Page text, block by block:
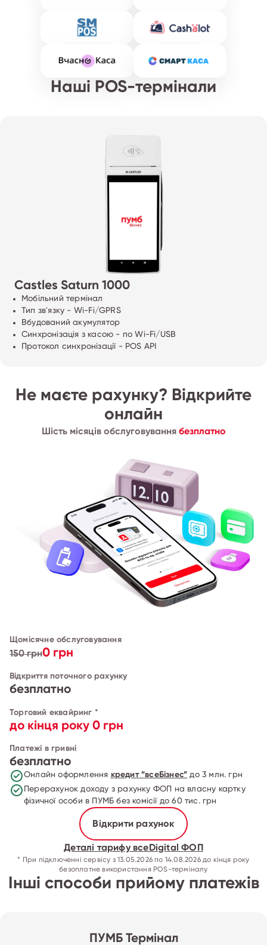
Наші POS-термінали
Castles Saturn 1000
Мобільний термінал
Тип зв'язку - Wi-Fi/GPRS
Вбудований акумулятор
Синхронізація з касою - по Wi-Fi/USB
Протокол синхронізації - POS API
Не маєте рахунку? Відкрийте
онлайн
Шість місяців обслуговування безплатно
Щомісячне обслуговування
150 грн0 грн
Відкриття поточного рахунку
безплатно
Торговий еквайринг *
до кінця року 0 грн
Платежі в гривні
безплатно
Онлайн оформлення кредит ”всеБізнес” до 3 млн. грн
Перерахунок доходу з рахунку ФОП на власну картку
фізичної особи в ПУМБ без комісії до 60 тис. грн
Відкрити рахунок
Деталі тарифу всеDigital ФОП
* При підключенні сервісу з 13.05.2026 по 14.08.2026 до кінця року
безоплатне викориcтання РОS-терміналу
Інші способи прийому платежів
ПУМБ Термінал